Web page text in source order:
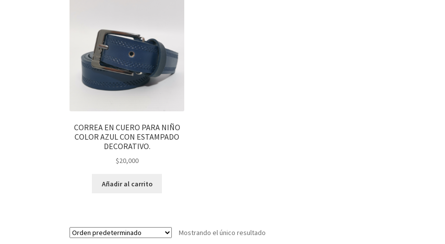
CORREA EN CUERO PARA NIÑO
COLOR AZUL CON ESTAMPADO
DECORATIVO.
$20,000
Añadir al carrito
Mostrando el único resultado